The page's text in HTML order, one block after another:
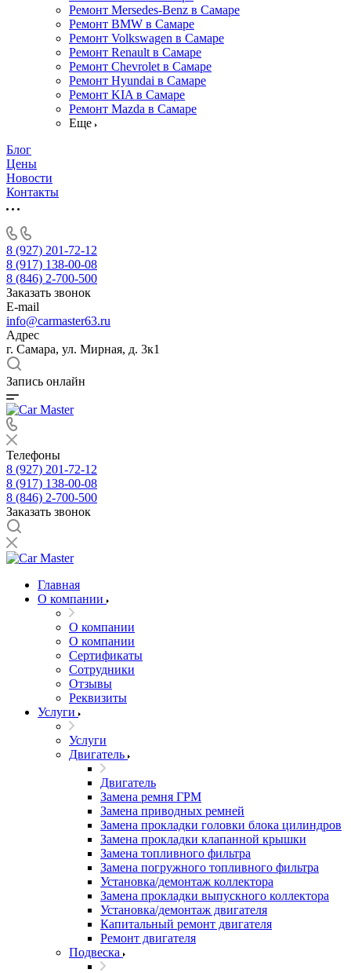
Ремонт Mersedes-Benz в Самаре
Ремонт BMW в Самаре
Ремонт Volkswagen в Самаре
Ремонт Renault в Самаре
Ремонт Chevrolet в Самаре
Ремонт Hyundai в Самаре
Ремонт KIA в Самаре
Ремонт Mazda в Самаре
Еще
Блог
Цены
Новости
Контакты
8 (927) 201-72-12
8 (917) 138-00-08
8 (846) 2-700-500
Заказать звонок
E-mail
info@carmaster63.ru
Адрес
г. Самара, ул. Мирная, д. 3к1
Запись онлайн
Телефоны
8 (927) 201-72-12
8 (917) 138-00-08
8 (846) 2-700-500
Заказать звонок
Главная
О компании
О компании
О компании
Сертификаты
Сотрудники
Отзывы
Реквизиты
Услуги
Услуги
Двигатель
Двигатель
Замена ремня ГРМ
Замена приводных ремней
Замена прокладки головки блока цилиндров
Замена прокладки клапанной крышки
Замена топливного фильтра
Замена погружного топливного фильтра
Установка/демонтаж коллектора
Замена прокладки выпускного коллектора
Установка/демонтаж двигателя
Капитальный ремонт двигателя
Ремонт двигателя
Подвеска